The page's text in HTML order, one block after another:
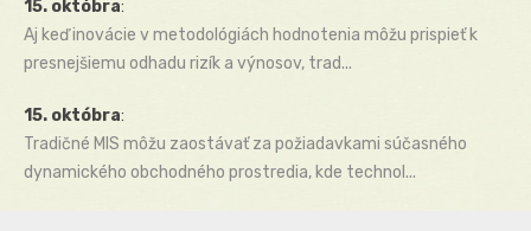
15. októbra:
Aj keď inovácie v metodológiách hodnotenia môžu prispieť k
presnejšiemu odhadu rizík a výnosov, trad...
15. októbra:
Tradičné MIS môžu zaostávať za požiadavkami súčasného
dynamického obchodného prostredia, kde technol...